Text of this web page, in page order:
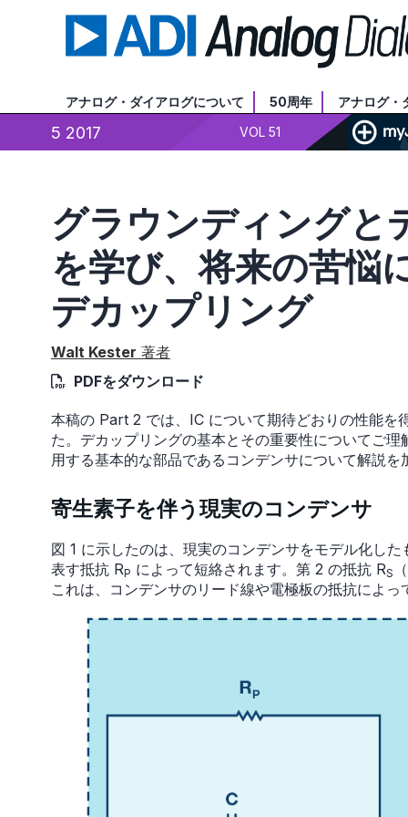
アナログ・ダイアログについて 50周年 アナログ・
5 2017 VOL 51
グラウンディングと
を学び、将来の苦悩
デカップリング
Walt Kester 著者
PDFをダウンロード
本稿の Part 2 では、IC について期待どおりの性能を
た。デカップリングの基本とその重要性についてご
用する基本的な部品であるコンデンサについて解説を
寄生素子を伴う現実のコンデンサ
図 1 に示したのは、現実のコンデンサをモデル化し
表す抵抗 RP によって短絡されます。第 2 の抵抗 RS
これは、コンデンサのリード線や電極板の抵抗によっ